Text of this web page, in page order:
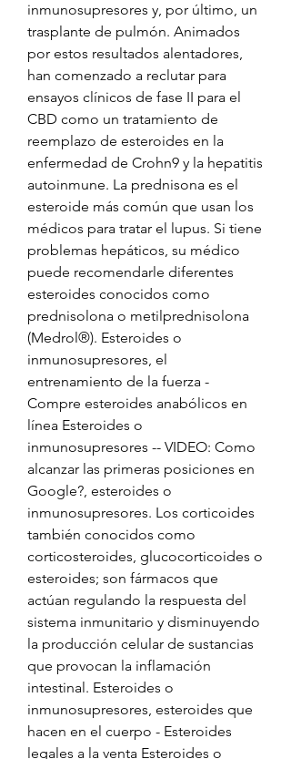
inmunosupresores y, por último, un
trasplante de pulmón. Animados
por estos resultados alentadores,
han comenzado a reclutar para
ensayos clínicos de fase II para el
CBD como un tratamiento de
reemplazo de esteroides en la
enfermedad de Crohn9 y la hepatitis
autoinmune. La prednisona es el
esteroide más común que usan los
médicos para tratar el lupus. Si tiene
problemas hepáticos, su médico
puede recomendarle diferentes
esteroides conocidos como
prednisolona o metilprednisolona
(Medrol®). Esteroides o
inmunosupresores, el
entrenamiento de la fuerza -
Compre esteroides anabólicos en
línea Esteroides o
inmunosupresores -- VIDEO: Como
alcanzar las primeras posiciones en
Google?, esteroides o
inmunosupresores. Los corticoides
también conocidos como
corticosteroides, glucocorticoides o
esteroides; son fármacos que
actúan regulando la respuesta del
sistema inmunitario y disminuyendo
la producción celular de sustancias
que provocan la inflamación
intestinal. Esteroides o
inmunosupresores, esteroides que
hacen en el cuerpo - Esteroides
legales a la venta Esteroides o